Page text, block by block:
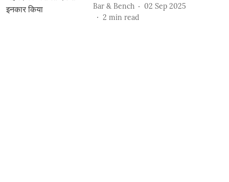
Bar & Bench
02 Sep 2025
2 min read